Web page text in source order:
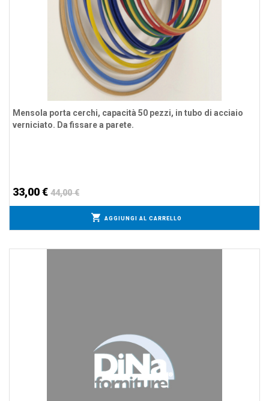
Mensola porta cerchi, capacità 50 pezzi, in tubo di acciaio
verniciato. Da fissare a parete.
33,00 € 44,00 €
AGGIUNGI AL CARRELLO